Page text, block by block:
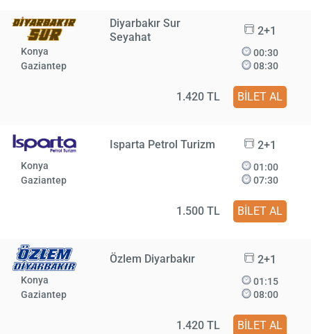
Diyarbakır Sur
Seyahat
2+1
Konya
Gaziantep
00:30
08:30
1.420 TL BİLET AL
Isparta Petrol Turizm 2+1
Konya
Gaziantep
01:00
07:30
1.500 TL BİLET AL
Özlem Diyarbakır 2+1
Konya
Gaziantep
01:15
08:00
1.420 TL BİLET AL